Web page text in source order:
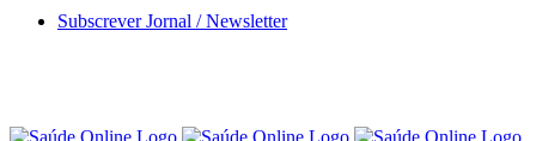
Skip
Subscrever Jornal / Newsletter